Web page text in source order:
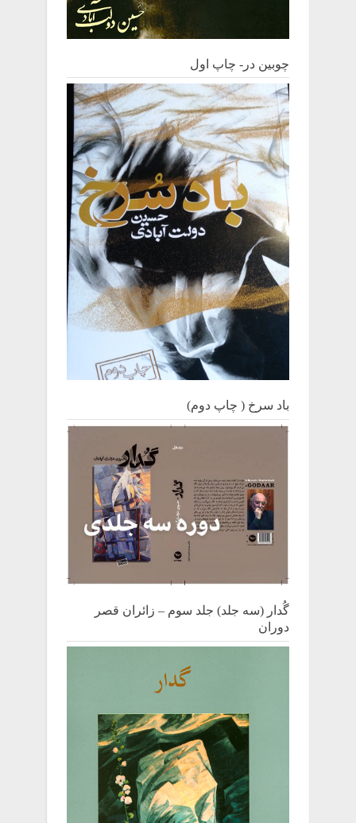
چوبین‌ در- چاپ اول
باد سرخ ( چاپ دوم)
گُدار (سه جلد) جلد سوم – زائران قصر
دوران